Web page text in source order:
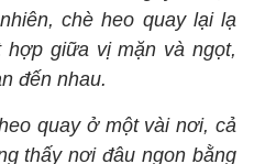
chè heo quay lại lạ
giữa vị mặn và ngọt,
đến nhau.
quay ở một vài nơi, cả
thấy nơi đâu ngon bằng